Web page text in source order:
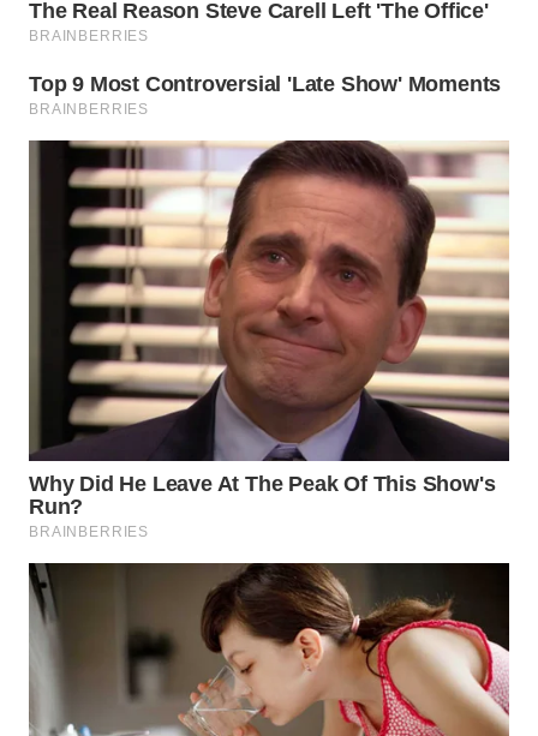
KALTIM
WN
SULSEL
WN
GORONTALO
WN
SULUT
WN
MALUKU
WN
MALUT
WN
WN